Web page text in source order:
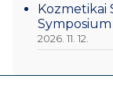
Kozmetikai
2026. 11. 12.